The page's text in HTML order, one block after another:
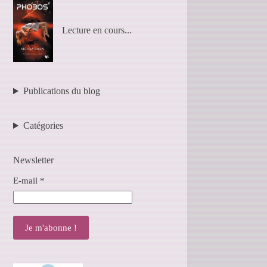
Lecture en cours...
Publications du blog
Catégories
Newsletter
E-mail *